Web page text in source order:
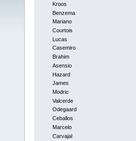
Kroos
Benzema
Mariano
Courtois
Lucas
Casemiro
Brahim
Asensio
Hazard
James
Modric
Valcerde
Odegaard
Ceballos
Marcelo
Carvajal